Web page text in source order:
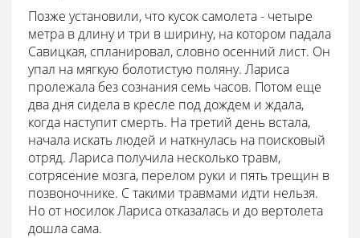
Позже установили, что кусок самолета - четыре
метра в длину и три в ширину, на котором падала
Савицкая, спланировал, словно осенний лист. Он
упал на мягкую болотистую поляну. Лариса
пролежала без сознания семь часов. Потом еще
два дня сидела в кресле под дождем и ждала,
когда наступит смерть. На третий день встала,
начала искать людей и наткнулась на поисковый
отряд. Лариса получила несколько травм,
сотрясение мозга, перелом руки и пять трещин в
позвоночнике. С такими травмами идти нельзя.
Но от носилок Лариса отказалась и до вертолета
дошла сама.